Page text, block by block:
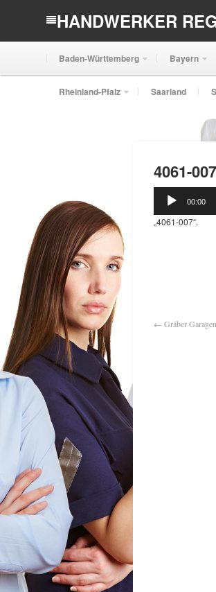
HANDWERKER
Baden-Württemberg Bayern
Rheinland-Pfalz Saarland
4061-007
Audio-
Player
00:00
„4061-007“.
← Gräber